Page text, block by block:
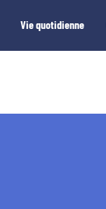
Vie quotidienne